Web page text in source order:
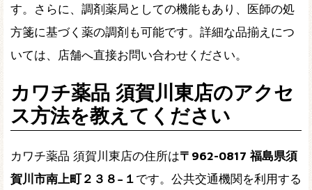
す。さらに、調剤薬局としての機能もあり、医師の処
方箋に基づく薬の調剤も可能です。詳細な品揃えにつ
いては、店舗へ直接お問い合わせください。
カワチ薬品 須賀川東店のアクセ
ス方法を教えてください
カワチ薬品 須賀川東店の住所は〒962-0817 福島県須
賀川市南上町２３８−１ です。公共交通機関を利用する